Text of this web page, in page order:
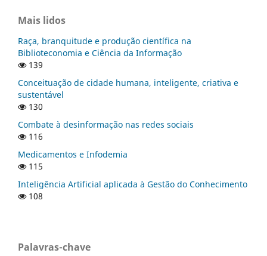
Mais lidos
Raça, branquitude e produção científica na
Biblioteconomia e Ciência da Informação
139
Conceituação de cidade humana, inteligente, criativa e
sustentável
130
Combate à desinformação nas redes sociais
116
Medicamentos e Infodemia
115
Inteligência Artificial aplicada à Gestão do Conhecimento
108
Palavras-chave